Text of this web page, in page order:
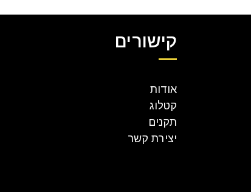
קישורים
אודות
קטלוג
תקנים
יצירת קשר